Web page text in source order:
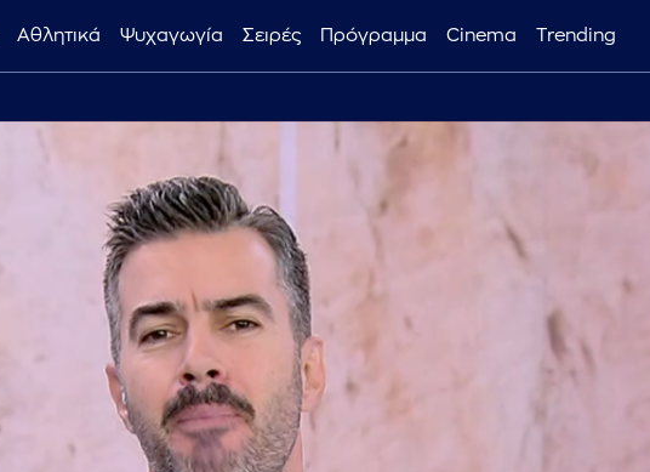
Αθλητικά Ψυχαγωγία Σειρές Πρόγραμμα Cinema Trending